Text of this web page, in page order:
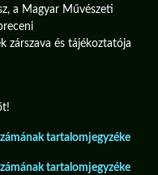
a Magyar Művészeti
zárszava és tájékoztatója
tartalomjegyzéke
tartalomjegyzéke